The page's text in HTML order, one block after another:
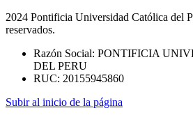
2024 Pontificia Universidad Católica del
reservados.
Razón Social: PONTIFICIA
DEL PERU
RUC: 20155945860
Subir al inicio de la página